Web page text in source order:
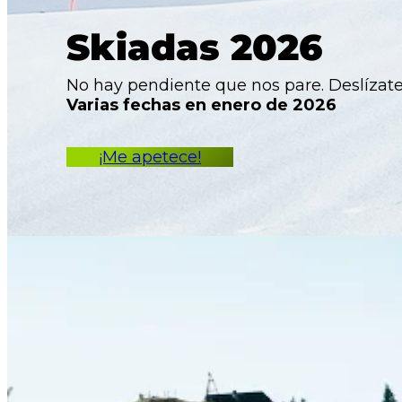
Skiadas 2026
No hay pendiente que nos pare.
Varias fechas en enero de 2026
¡Me apetece!